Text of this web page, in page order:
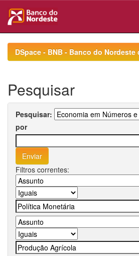
navigationDSpace - BNB - Banco do Nordeste
Pesquisar
Pesquisar:
por
Filtros correntes: